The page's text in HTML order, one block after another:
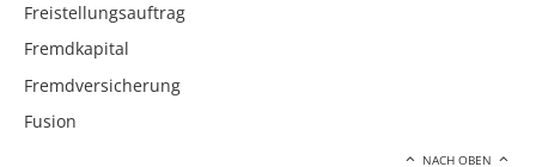
Freistellungsauftrag
Fremdkapital
Fremdversicherung
Fusion
NACH OBEN